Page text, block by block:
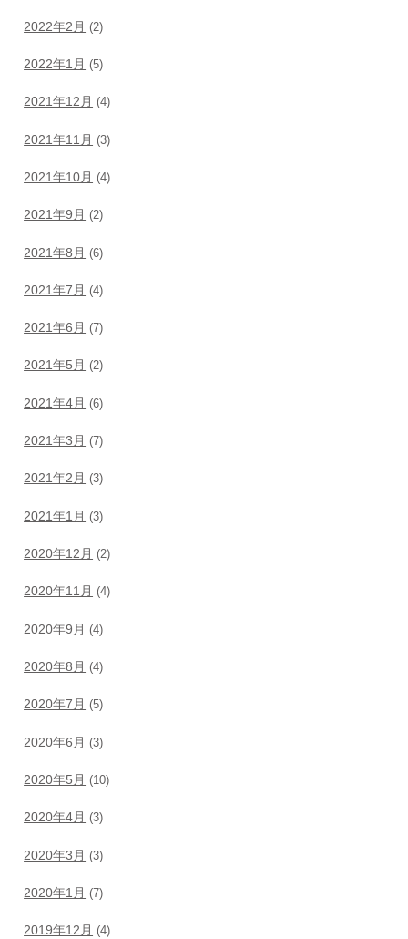
2022年2月 (2)
2022年1月 (5)
2021年12月 (4)
2021年11月 (3)
2021年10月 (4)
2021年9月 (2)
2021年8月 (6)
2021年7月 (4)
2021年6月 (7)
2021年5月 (2)
2021年4月 (6)
2021年3月 (7)
2021年2月 (3)
2021年1月 (3)
2020年12月 (2)
2020年11月 (4)
2020年9月 (4)
2020年8月 (4)
2020年7月 (5)
2020年6月 (3)
2020年5月 (10)
2020年4月 (3)
2020年3月 (3)
2020年1月 (7)
2019年12月 (4)